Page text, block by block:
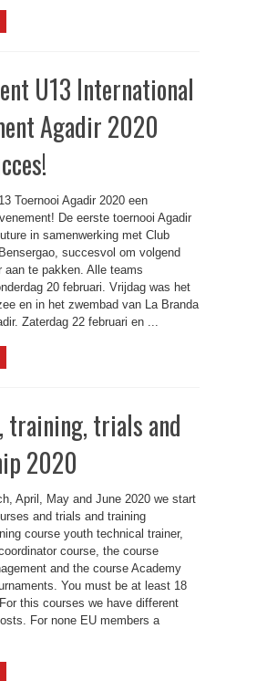
U13 International
Agadir 2020
Toernooi Agadir 2020 een
De eerste toernooi Agadir
in samenwerking met Club
succesvol om volgend
aan te pakken. Alle teams
20 februari. Vrijdag was het
en in het zwembad van La Branda
Zaterdag 22 februari en ...
training, trials and
2020
April, May and June 2020 we start
and trials and training
course youth technical trainer,
course, the course
and the course Academy
You must be at least 18
this courses we have different
For none EU members a